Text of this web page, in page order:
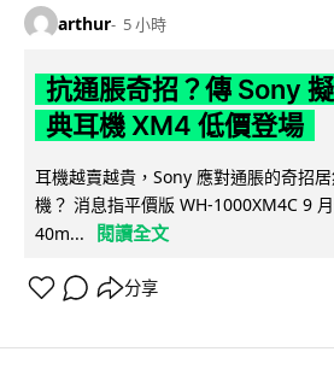
arthur 5 小時
抗通脹奇招？傳 Sony
典耳機 XM4 低價登場
耳機越賣越貴，Sony 應對通脹的奇招
機？ 消息指平價版 WH-1000XM4C 9
40m...
閱讀全文
分享